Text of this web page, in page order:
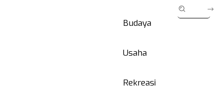
Budaya
Usaha
Rekreasi